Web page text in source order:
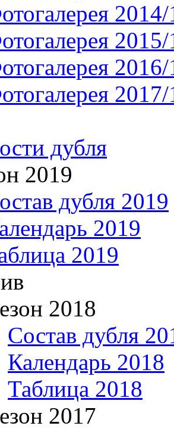
дубля
2019
дубля 2019
2019
2019
2018
Состав дубля
Календарь 2018
Таблица 2018
2017